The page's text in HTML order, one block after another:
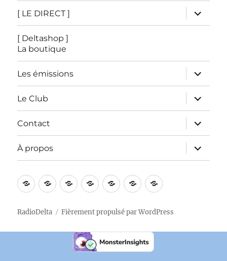
[ LE DIRECT ]
ouvrir
le
sous-
[ Deltashop ]
La boutique
Les émissions
ouvrir
le
sous-
menu
Le Club
ouvrir
le
sous-
menu
Contact
ouvrir
le
sous-
menu
À propos
ouvrir
le
sous-
Accueil
[
DIRECT
[
]
boutique
Les
Le
Contact
À
RadioDelta Fièrement propulsé par WordPress